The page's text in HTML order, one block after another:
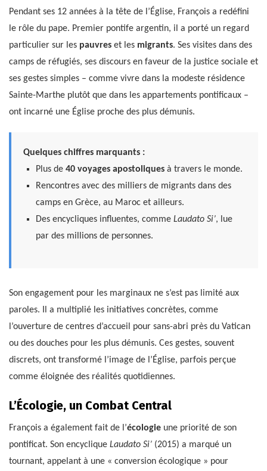
Pendant ses 12 années à la tête de l’Église, François a redéfini
le rôle du pape. Premier pontife argentin, il a porté un regard
particulier sur les pauvres et les migrants. Ses visites dans des
camps de réfugiés, ses discours en faveur de la justice sociale et
ses gestes simples – comme vivre dans la modeste résidence
Sainte-Marthe plutôt que dans les appartements pontificaux –
ont incarné une Église proche des plus démunis.
Quelques chiffres marquants :
Plus de 40 voyages apostoliquesà travers le monde.
Rencontres avec des milliers de migrants dans des
camps en Grèce, au Maroc et ailleurs.
Des encycliques influentes, comme Laudato Si’, lue
par des millions de personnes.
Son engagement pour les marginaux ne s’est pas limité aux
paroles. Il a multiplié les initiatives concrètes, comme
l’ouverture de centres d’accueil pour sans-abri près du Vatican
ou des douches pour les plus démunis. Ces gestes, souvent
discrets, ont transformé l’image de l’Église, parfois perçue
comme éloignée des réalités quotidiennes.
L’Écologie, un Combat Central
François a également fait de l’écologie une priorité de son
pontificat. Son encyclique Laudato Si’ (2015) a marqué un
tournant, appelant à une « conversion écologique » pour